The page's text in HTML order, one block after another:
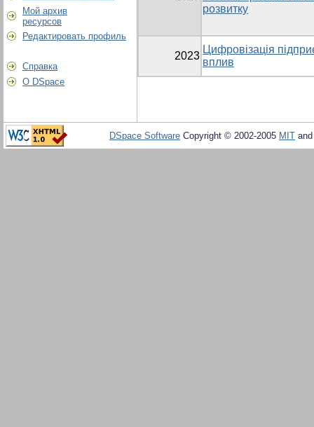
Мой архив
ресурсов
Редактировать профиль
Справка
О DSpace
розвитку
2023
Цифровізація
вплив
DSpace Software Copyright © 2002-2005 MIT